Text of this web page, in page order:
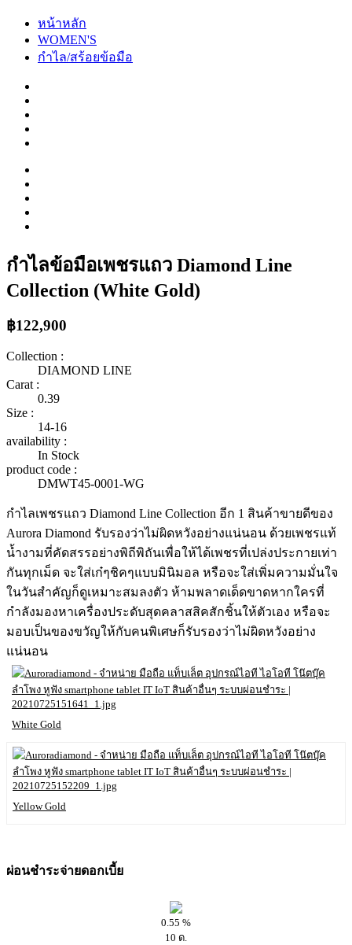
หน้าหลัก
WOMEN'S
กำไล/สร้อยข้อมือ
กำไลข้อมือเพชรแถว Diamond Line
Collection (White Gold)
฿122,900
Collection :
DIAMOND LINE
Carat :
0.39
Size :
14-16
availability :
In Stock
product code :
DMWT45-0001-WG
กำไลเพชรแถว Diamond Line Collection อีก 1 สินค้าขายดีของ
Aurora Diamond รับรองว่าไม่ผิดหวังอย่างแน่นอน ด้วยเพชรแท้
น้ำงามที่คัดสรรอย่างพิถีพิถันเพื่อให้ได้เพชรที่เปล่งประกายเท่า
กันทุกเม็ด จะใส่เก๋ๆชิคๆแบบมินิมอล หรือจะใส่เพิ่มความมั่นใจ
ในวันสำคัญก็ดูเหมาะสมลงตัว ห้ามพลาดเด็ดขาดหากใครที่
กำลังมองหาเครื่องประดับสุดคลาสสิคสักชิ้นให้ตัวเอง หรือจะ
มอบเป็นของขวัญให้กับคนพิเศษก็รับรองว่าไม่ผิดหวังอย่าง
แน่นอน
White Gold
Yellow Gold
ผ่อนชำระจ่ายดอกเบี้ย
0.55 %
10 ด.